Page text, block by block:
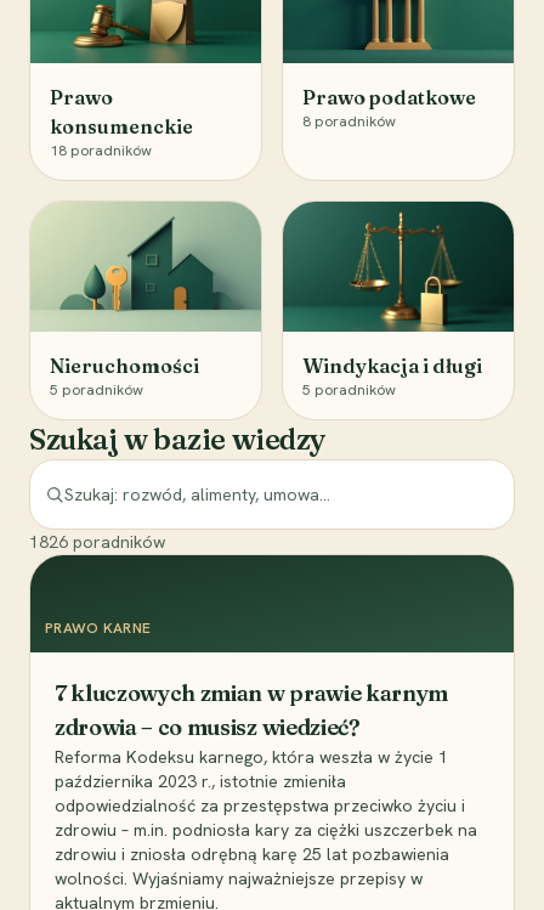
Prawo
konsumenckie
18 poradników
Prawo podatkowe
8 poradników
Nieruchomości
5 poradników
Windykacja i długi
5 poradników
Szukaj w bazie wiedzy
1826 poradników
PRAWO KARNE
7 kluczowych zmian w prawie karnym
zdrowia – co musisz wiedzieć?
Reforma Kodeksu karnego, która weszła w życie 1
października 2023 r., istotnie zmieniła
odpowiedzialność za przestępstwa przeciwko życiu i
zdrowiu – m.in. podniosła kary za ciężki uszczerbek na
zdrowiu i zniosła odrębną karę 25 lat pozbawienia
wolności. Wyjaśniamy najważniejsze przepisy w
aktualnym brzmieniu.